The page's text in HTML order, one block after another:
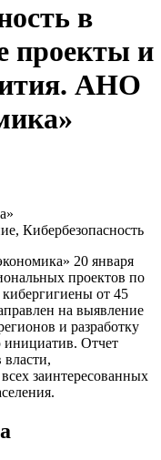
в
проекты и
АНО
Кибербезопасность
20 января
проектов по
от 45
на выявление
и разработку
инициатив. Отчет
власти,
заинтересованных